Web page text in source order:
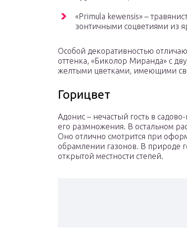
«Primula kewensis» –
зонтичными соцветиями из
Особой декоративностью
оттенка, «Биколор Миранда» с
желтыми цветками, имеющими
Горицвет
Адонис – нечастый гость в
его размножения. В остальном
Оно отлично смотрится при
обрамлении газонов. В природе
открытой местности степей.